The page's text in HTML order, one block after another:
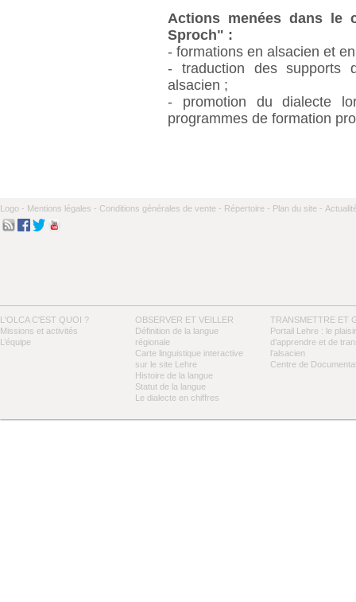
Actions menées dans le
Sproch" :
- formations en alsacien et
- traduction des supports
alsacien ;
- promotion du dialecte
programmes de formation
Logo - Mentions légales - Conditions générales de vente - Répertoire - Plan du site -
L'OLCA C'EST QUOI ?
Missions et activités
L’équipe
OBSERVER ET VEILLER
Définition de la langue
régionale
Carte linguistique interactive
sur le site Lehre
Histoire de la langue
Statut de la langue
Le dialecte en chiffres
TRANSMETTRE ET
Portail Lehre : le plaisir
d’apprendre et de
l’alsacien
Centre de